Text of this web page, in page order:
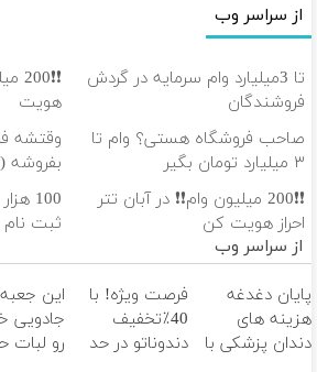
ببخش پسرت تو خاطره‌هاش گم و
بم میگفتی گذشته ها سوختش
مامان تو که هیچوقت کم و کاستی
ببخش اگه تولدات کادو
فرصت بم بده جبران میکنم
یه روزی همه ی وجومو
شبا درگیره یه حاله بدم
خیلی میگفتم درست میشم و
فقط دعا کن به اونجایی ک
هدفم اینه خنده بشونم رو لبات
خودت خوب میدونی اینو ک‌ تو
از سراسر وب
تا 3میلیارد وام سرمایه در گردش
فروشندگان
هویت
صاحب فروشگاه هستی؟ وام تا
۳ میلیارد تومان بگیر
وقتشه
بفروشه
کن )
❗❗200 میلیون وام❗❗ در آبان تتر
احراز هویت کن
100
ثبت
از سراسر وب
پایان دغدغه
هزینه های
دندان پزشکی با
فرصت ویژه! با
40٪تخفیف
دندوناتو در حد
این
جادویی
رو لبات